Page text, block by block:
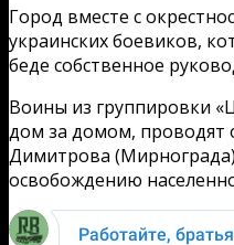
Город вместе с
украинских боевиков,
беде собственное
Воины из группировки
дом за домом, проводят
Димитрова
освобождению